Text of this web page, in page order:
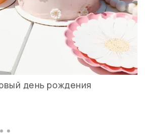
день рождения